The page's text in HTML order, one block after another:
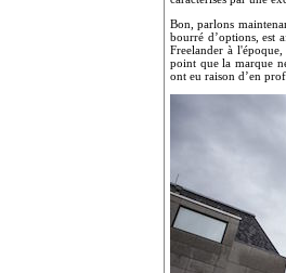
Bon, parlons
bourré d’options, est
Freelander à
point que la marque
ont eu raison d’en